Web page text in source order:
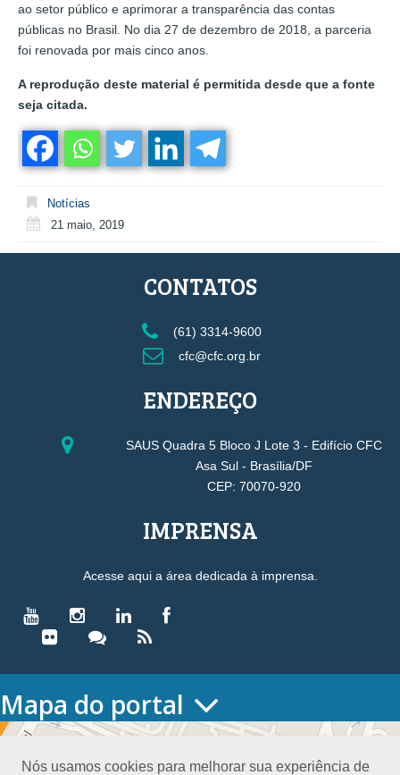
ao setor público e aprimorar a transparência das contas
públicas no Brasil. No dia 27 de dezembro de 2018, a parceria
foi renovada por mais cinco anos.
A reprodução deste material é permitida desde que a fonte
seja citada.
Notícias
21 maio, 2019
Nós usamos cookies para melhorar sua experiência de
CONTATOS
(61) 3314-9600
cfc@cfc.org.br
ENDEREÇO
SAUS Quadra 5 Bloco J Lote 3 - Edifício CFC
Asa Sul - Brasília/DF
CEP: 70070-920
IMPRENSA
Acesse aqui a área dedicada à imprensa.
Mapa do portal
HOME
Conselho Diretor